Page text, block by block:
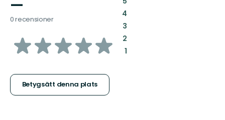
—
0 recensioner
av
stjärnor
Betygsätt denna plats
4:
3:
2:
1: